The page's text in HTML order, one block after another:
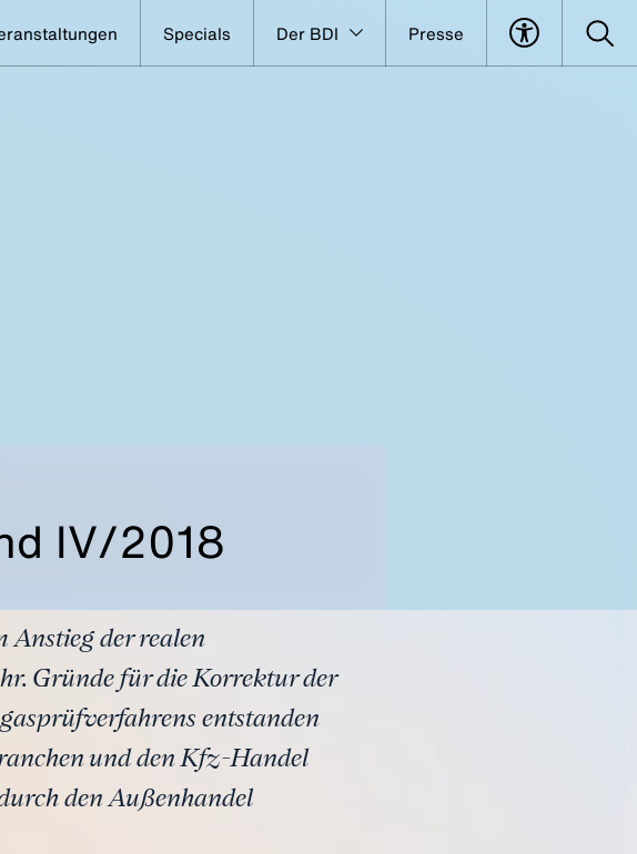
Specials Der BDI Presse
IV/2018
Anstieg der realen
Gründe für die Korrektur der
entstanden
und den Kfz-Handel
den Außenhandel